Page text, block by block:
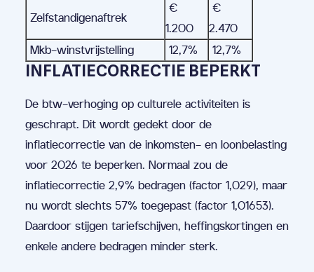
Zelfstandigenaftrek
€
1.200
€
2.470
Mkb-winstvrijstelling
12,7% 12,7%
INFLATIECORRECTIE BEPERKT
De btw-verhoging op culturele activiteiten is
geschrapt. Dit wordt gedekt door de
inflatiecorrectie van de inkomsten- en loonbelasting
voor 2026 te beperken. Normaal zou de
inflatiecorrectie 2,9% bedragen (factor 1,029), maar
nu wordt slechts 57% toegepast (factor 1,01653).
Daardoor stijgen tariefschijven, heffingskortingen en
enkele andere bedragen minder sterk.